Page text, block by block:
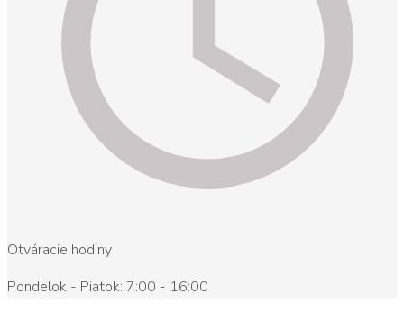
Otváracie hodiny
Pondelok - Piatok: 7:00 - 16:00